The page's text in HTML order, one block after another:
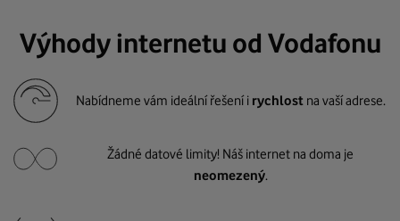
Výhody internetu od Vodafonu
Nabídneme vám ideální řešení i rychlost na vaší adrese.
Žádné datové limity! Náš internet na doma je
neomezený.